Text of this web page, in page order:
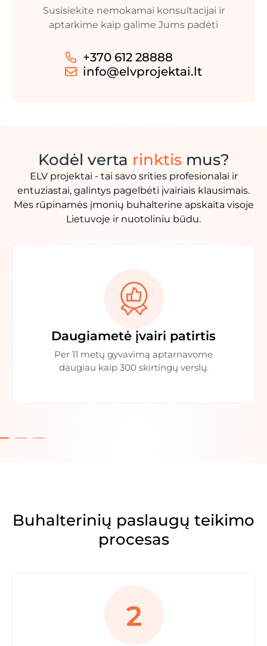
Susisiekite nemokamai konsultacijai ir
aptarkime kaip galime Jums padėti
+370 612 28888
info@elvprojektai.lt
Kodėl verta rinktismus?
ELV projektai - tai savo srities profesionalai ir
entuziastai, galintys pagelbėti įvairiais klausimais.
Mes rūpinamės įmonių buhalterine apskaita visoje
Lietuvoje ir nuotoliniu būdu.
Daugiametė įvairi patirtis
Per 11 metų gyvavimą aptarnavome
daugiau kaip 300 skirtingų verslų.
Buhalterinių paslaugų teikimo
procesas